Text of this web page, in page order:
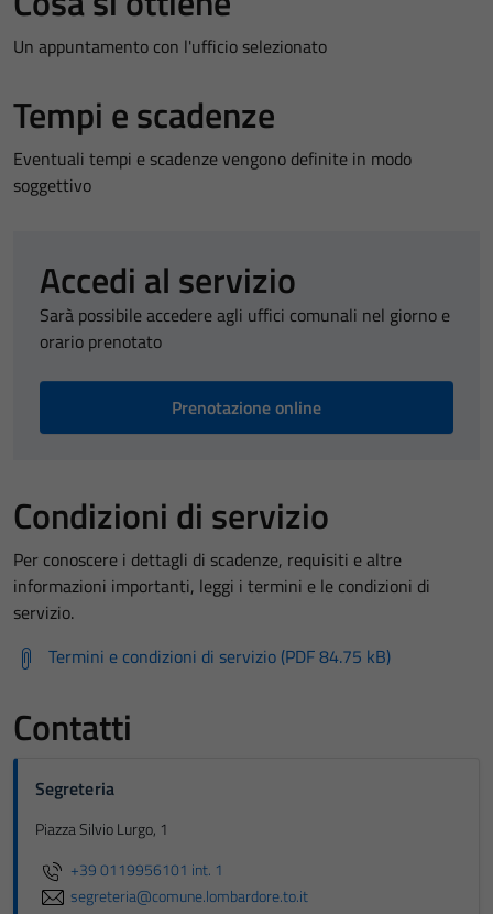
Un appuntamento con l'ufficio selezionato
Tempi e scadenze
Eventuali tempi e scadenze vengono definite in modo
soggettivo
Accedi al servizio
Sarà possibile accedere agli uffici comunali nel giorno e
orario prenotato
Prenotazione online
Condizioni di servizio
Per conoscere i dettagli di scadenze, requisiti e altre
informazioni importanti, leggi i termini e le condizioni di
servizio.
Termini e condizioni di servizio (PDF 84.75 kB)
Contatti
Segreteria
Piazza Silvio Lurgo, 1
+39 0119956101 int. 1
segreteria@comune.lombardore.to.it